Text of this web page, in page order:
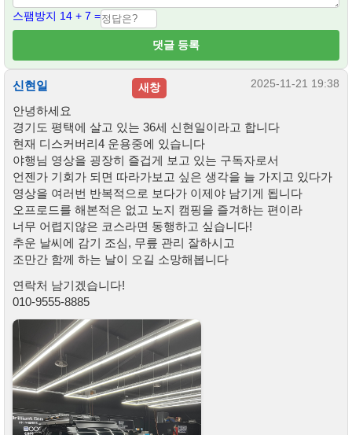
스팸방지 14 + 7 =
댓글 등록
신현일 새창 2025-11-21 19:38
안녕하세요
경기도 평택에 살고 있는 36세 신현일이라고 합니다
현재 디스커버리4 운용중에 있습니다
야행님 영상을 굉장히 즐겁게 보고 있는 구독자로서
언젠가 기회가 되면 따라가보고 싶은 생각을 늘 가지고 있다가
영상을 여러번 반복적으로 보다가 이제야 남기게 됩니다
오프로드를 해본적은 없고 노지 캠핑을 즐겨하는 편이라
너무 어렵지않은 코스라면 동행하고 싶습니다!
추운 날씨에 감기 조심, 무릎 관리 잘하시고
조만간 함께 하는 날이 오길 소망해봅니다
연락처 남기겠습니다!
010-9555-8885